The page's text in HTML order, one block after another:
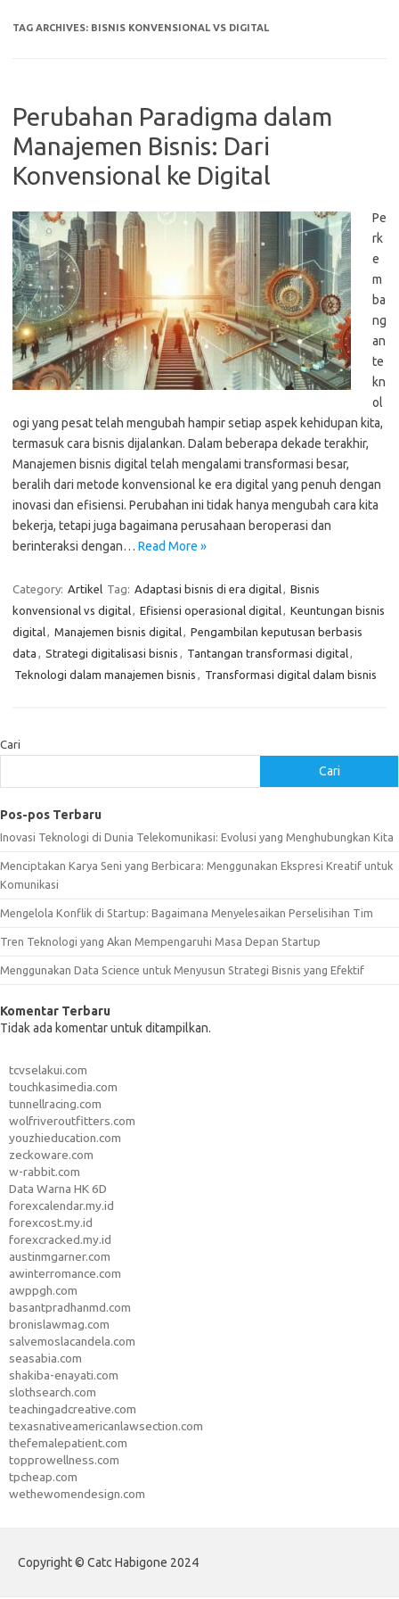
TAG ARCHIVES: BISNIS KONVENSIONAL VS DIGITAL
Perubahan Paradigma dalam
Manajemen Bisnis: Dari
Konvensional ke Digital
Pe
rk
e
m
ba
ng
an
te
kn
ol
ogi yang pesat telah mengubah hampir setiap aspek kehidupan kita,
termasuk cara bisnis dijalankan. Dalam beberapa dekade terakhir,
Manajemen bisnis digital telah mengalami transformasi besar,
beralih dari metode konvensional ke era digital yang penuh dengan
inovasi dan efisiensi. Perubahan ini tidak hanya mengubah cara kita
bekerja, tetapi juga bagaimana perusahaan beroperasi dan
berinteraksi dengan… Read More »
Category: Artikel Tag: Adaptasi bisnis di era digital, Bisnis
konvensional vs digital, Efisiensi operasional digital, Keuntungan bisnis
digital, Manajemen bisnis digital, Pengambilan keputusan berbasis
data , Strategi digitalisasi bisnis , Tantangan transformasi digital,
Teknologi dalam manajemen bisnis , Transformasi digital dalam bisnis
Cari
Cari
Pos-pos Terbaru
Inovasi Teknologi di Dunia Telekomunikasi: Evolusi yang Menghubungkan Kita
Menciptakan Karya Seni yang Berbicara: Menggunakan Ekspresi Kreatif untuk
Komunikasi
Mengelola Konflik di Startup: Bagaimana Menyelesaikan Perselisihan Tim
Tren Teknologi yang Akan Mempengaruhi Masa Depan Startup
Menggunakan Data Science untuk Menyusun Strategi Bisnis yang Efektif
Komentar Terbaru
Tidak ada komentar untuk ditampilkan.
tcvselakui.com
touchkasimedia.com
tunnellracing.com
wolfriveroutfitters.com
youzhieducation.com
zeckoware.com
w-rabbit.com
Data Warna HK 6D
forexcalendar.my.id
forexcost.my.id
forexcracked.my.id
austinmgarner.com
awinterromance.com
awppgh.com
basantpradhanmd.com
bronislawmag.com
salvemoslacandela.com
seasabia.com
shakiba-enayati.com
slothsearch.com
teachingadcreative.com
texasnativeamericanlawsection.com
thefemalepatient.com
topprowellness.com
tpcheap.com
wethewomendesign.com
Copyright © Catc Habigone 2024